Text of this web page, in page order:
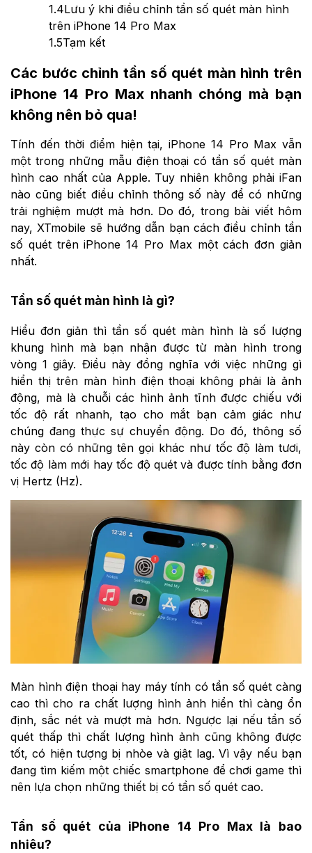
1.4Lưu ý khi điều chỉnh tần số quét màn hình
trên iPhone 14 Pro Max
1.5Tạm kết
Các bước chỉnh tần số quét màn hình trên
iPhone 14 Pro Max nhanh chóng mà bạn
không nên bỏ qua!
Tính đến thời điểm hiện tại, iPhone 14 Pro Max vẫn
một trong những mẫu điện thoại có tần số quét màn
hình cao nhất của Apple. Tuy nhiên không phải iFan
nào cũng biết điều chỉnh thông số này để có những
trải nghiệm mượt mà hơn. Do đó, trong bài viết hôm
nay, XTmobile sẽ hướng dẫn bạn cách điều chỉnh tần
số quét trên iPhone 14 Pro Max một cách đơn giản
nhất.
Tần số quét màn hình là gì?
Hiểu đơn giản thì tần số quét màn hình là số lượng
khung hình mà bạn nhận được từ màn hình trong
vòng 1 giây. Điều này đồng nghĩa với việc những gì
hiển thị trên màn hình điện thoại không phải là ảnh
động, mà là chuỗi các hình ảnh tĩnh được chiếu với
tốc độ rất nhanh, tạo cho mắt bạn cảm giác như
chúng đang thực sự chuyển động. Do đó, thông số
này còn có những tên gọi khác như tốc độ làm tươi,
tốc độ làm mới hay tốc độ quét và được tính bằng đơn
vị Hertz (Hz).
Màn hình điện thoại hay máy tính có tần số quét càng
cao thì cho ra chất lượng hình ảnh hiển thì càng ổn
định, sắc nét và mượt mà hơn. Ngược lại nếu tần số
quét thấp thì chất lượng hình ảnh cũng không được
tốt, có hiện tượng bị nhòe và giật lag. Vì vậy nếu bạn
đang tìm kiếm một chiếc smartphone để chơi game thì
nên lựa chọn những thiết bị có tần số quét cao.
Tần số quét của iPhone 14 Pro Max là bao
nhiêu?